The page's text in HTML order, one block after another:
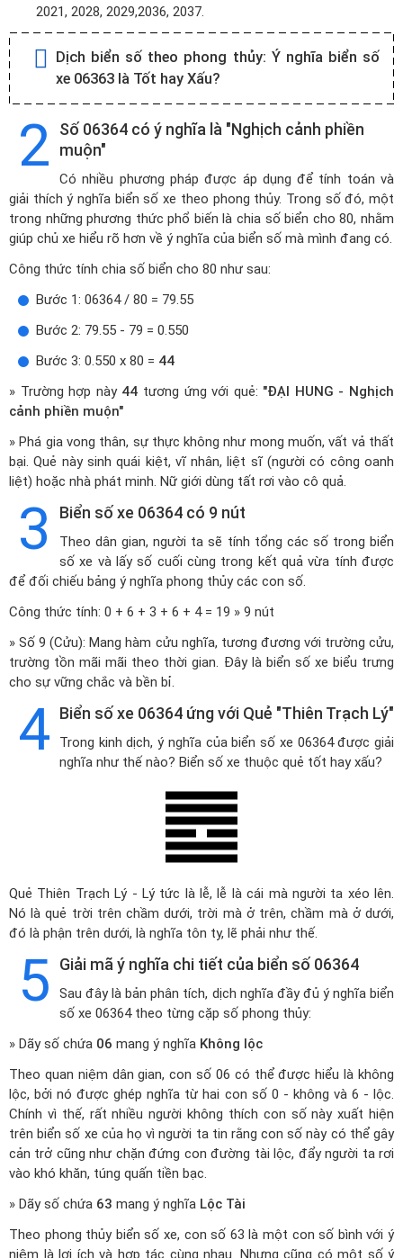
2021, 2028, 2029,2036, 2037.
Dịch biển số theo phong thủy: Ý nghĩa biển số
xe 06363 là Tốt hay Xấu?
2
Số 06364 có ý nghĩa là "Nghịch cảnh phiền
muộn"
Có nhiều phương pháp được áp dụng để tính toán và
giải thích ý nghĩa biển số xe theo phong thủy. Trong số đó, một
trong những phương thức phổ biến là chia số biển cho 80, nhằm
giúp chủ xe hiểu rõ hơn về ý nghĩa của biển số mà mình đang có.
Công thức tính chia số biển cho 80 như sau:
Bước 1: 06364 / 80 = 79.55
Bước 2: 79.55 - 79 = 0.550
Bước 3: 0.550 x 80 = 44
» Trường hợp này 44 tương ứng với quẻ: "ĐẠI HUNG - Nghịch
cảnh phiền muộn"
» Phá gia vong thân, sự thực không như mong muốn, vất vả thất
bại. Quẻ này sinh quái kiệt, vĩ nhân, liệt sĩ (người có công oanh
liệt) hoặc nhà phát minh. Nữ giới dùng tất rơi vào cô quả.
3 Biển số xe 06364 có 9 nút
Theo dân gian, người ta sẽ tính tổng các số trong biển
số xe và lấy số cuối cùng trong kết quả vừa tính được
để đối chiếu bảng ý nghĩa phong thủy các con số.
Công thức tính: 0 + 6 + 3 + 6 + 4 = 19 » 9 nút
» Số 9 (Cửu): Mang hàm cửu nghĩa, tương đương với trường cửu,
trường tồn mãi mãi theo thời gian. Đây là biển số xe biểu trưng
cho sự vững chắc và bền bỉ.
4 Biển số xe 06364 ứng với Quẻ "Thiên Trạch Lý"
Trong kinh dịch, ý nghĩa của biển số xe 06364 được giải
nghĩa như thế nào? Biển số xe thuộc quẻ tốt hay xấu?
Quẻ Thiên Trạch Lý - Lý tức là lễ, lễ là cái mà người ta xéo lên.
Nó là quẻ trời trên chầm dưới, trời mà ở trên, chầm mà ở dưới,
đó là phận trên dưới, là nghĩa tôn ty, lẽ phải như thế.
5 Giải mã ý nghĩa chi tiết của biển số 06364
Sau đây là bản phân tích, dịch nghĩa đầy đủ ý nghĩa biển
số xe 06364 theo từng cặp số phong thủy:
» Dãy số chứa 06 mang ý nghĩa Không lộc
Theo quan niệm dân gian, con số 06 có thể được hiểu là không
lộc, bởi nó được ghép nghĩa từ hai con số 0 - không và 6 - lộc.
Chính vì thế, rất nhiều người không thích con số này xuất hiện
trên biển số xe của họ vì người ta tin rằng con số này có thể gây
cản trở cũng như chặn đứng con đường tài lộc, đẩy người ta rơi
vào khó khăn, túng quấn tiền bạc.
» Dãy số chứa 63 mang ý nghĩa Lộc Tài
Theo phong thủy biển số xe, con số 63 là một con số bình với ý
niệm là lợi ích và hợp tác cùng nhau. Nhưng cũng có một số ý